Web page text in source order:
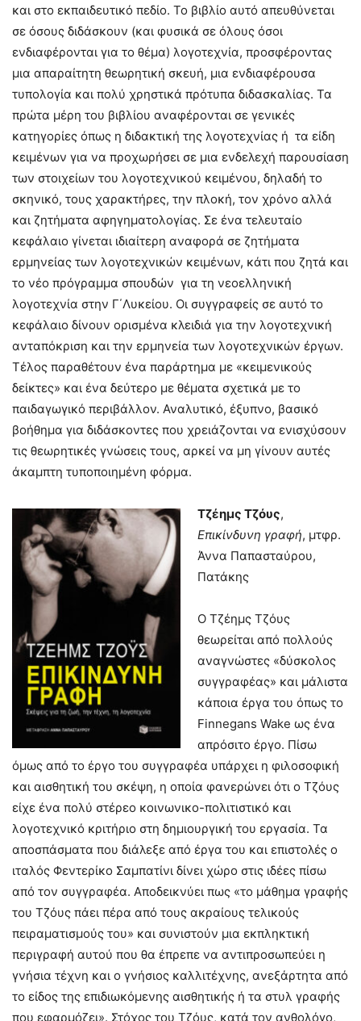
και στο εκπαιδευτικό πεδίο. Το βιβλίο αυτό απευθύνεται
σε όσους διδάσκουν (και φυσικά σε όλους όσοι
ενδιαφέρονται για το θέμα) λογοτεχνία, προσφέροντας
μια απαραίτητη θεωρητική σκευή, μια ενδιαφέρουσα
τυπολογία και πολύ χρηστικά πρότυπα διδασκαλίας. Τα
πρώτα μέρη του βιβλίου αναφέρονται σε γενικές
κατηγορίες όπως η διδακτική της λογοτεχνίας ή τα είδη
κειμένων για να προχωρήσει σε μια ενδελεχή παρουσίαση
των στοιχείων του λογοτεχνικού κειμένου, δηλαδή το
σκηνικό, τους χαρακτήρες, την πλοκή, τον χρόνο αλλά
και ζητήματα αφηγηματολογίας. Σε ένα τελευταίο
κεφάλαιο γίνεται ιδιαίτερη αναφορά σε ζητήματα
ερμηνείας των λογοτεχνικών κειμένων, κάτι που ζητά και
το νέο πρόγραμμα σπουδών για τη νεοελληνική
λογοτεχνία στην Γ΄Λυκείου. Οι συγγραφείς σε αυτό το
κεφάλαιο δίνουν ορισμένα κλειδιά για την λογοτεχνική
ανταπόκριση και την ερμηνεία των λογοτεχνικών έργων.
Τέλος παραθέτουν ένα παράρτημα με «κειμενικούς
δείκτες» και ένα δεύτερο με θέματα σχετικά με το
παιδαγωγικό περιβάλλον. Αναλυτικό, έξυπνο, βασικό
βοήθημα για διδάσκοντες που χρειάζονται να ενισχύσουν
τις θεωρητικές γνώσεις τους, αρκεί να μη γίνουν αυτές
άκαμπτη τυποποιημένη φόρμα.
Τζέημς Τζόυς,
Επικίνδυνη γραφή, μτφρ.
Άννα Παπασταύρου,
Πατάκης
Ο Τζέημς Τζόυς
θεωρείται από πολλούς
αναγνώστες «δύσκολος
συγγραφέας» και μάλιστα
κάποια έργα του όπως το
Finnegans Wake ως ένα
απρόσιτο έργο. Πίσω
όμως από το έργο του συγγραφέα υπάρχει η φιλοσοφική
και αισθητική του σκέψη, η οποία φανερώνει ότι ο Τζόυς
είχε ένα πολύ στέρεο κοινωνικο-πολιτιστικό και
λογοτεχνικό κριτήριο στη δημιουργική του εργασία. Τα
αποσπάσματα που διάλεξε από έργα του και επιστολές ο
ιταλός Φεντερίκο Σαμπατίνι δίνει χώρο στις ιδέες πίσω
από τον συγγραφέα. Αποδεικνύει πως «το μάθημα γραφής
του Τζόυς πάει πέρα από τους ακραίους τελικούς
πειραματισμούς του» και συνιστούν μια εκπληκτική
περιγραφή αυτού που θα έπρεπε να αντιπροσωπεύει η
γνήσια τέχνη και ο γνήσιος καλλιτέχνης, ανεξάρτητα από
το είδος της επιδιωκόμενης αισθητικής ή τα στυλ γραφής
που εφαρμόζει». Στόχος του Τζόυς, κατά τον ανθολόγο,